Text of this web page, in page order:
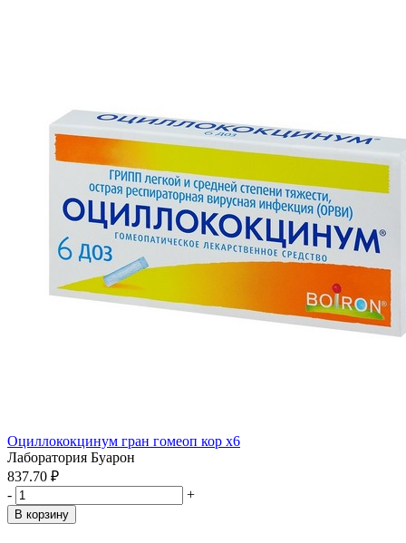
Оциллококцинум гран гомеоп кор x6
Лаборатория Буарон
837.70 ₽
-
+
В корзину